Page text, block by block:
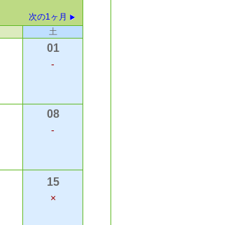
次の1ヶ月
土
01
-
08
-
15
×